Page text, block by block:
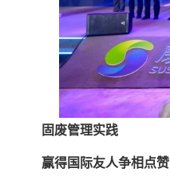
固废管理实践
赢得国际友人争相点赞